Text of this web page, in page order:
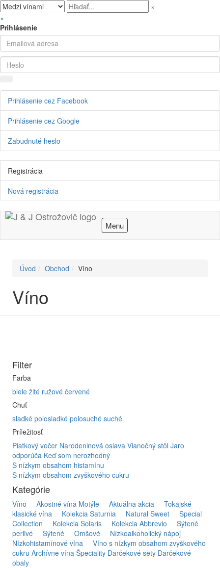
×
×
Prihlásenie
Prihlásenie cez Facebook
Prihlásenie cez Google
Zabudnuté heslo
Registrácia
Nová registrácia
Menu
Úvod Obchod Víno
Víno
Filter
Farba
biele žlté ružové červené
Chuť
sladké polosladké polosuché suché
Príležitosť
Piatkový večer Narodeninová oslava Vianočný stôl Jaro
odporúča Keď som nerozhodný
S nízkym obsahom histamínu
S nízkym obsahom zvyškového cukru
Kategórie
Víno Akostné vína Motýle Aktuálna akcia
Tokajské
klasické vína
Kolekcia Saturnia Natural Sweet
Special
Collection
Kolekcia Solaris Kolekcia Abbrevio
Sýtené
perlivé
Sýtené Omšové
Nízkoalkoholický nápoj
Nízkohistamínové vína
Víno s nízkym obsahom zvyškového
cukru Archívne vína Špeciality Darčekové sety Darčekové
obaly